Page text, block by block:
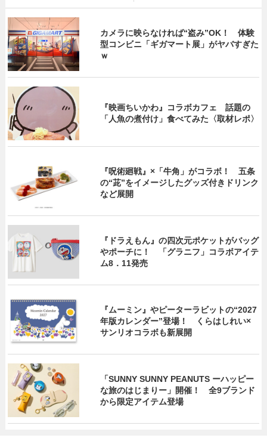
カメラに映らなければ“盗み”OK！ 体験
型コンビニ「ギガマート展」がヤバすぎた
ｗ
『映画ちいかわ』コラボカフェ 話題の
「人魚の煮付け」食べてみた〈取材レポ〉
『呪術廻戦』×「牛角」がコラボ！ 五条
の“茈”をイメージしたグッズ付きドリンク
など展開
『ドラえもん』の四次元ポケットがバッグ
やポーチに！ 「グラニフ」コラボアイテ
ム8．11発売
『ムーミン』やピーターラビットの“2027
年版カレンダー”登場！ くらはしれい×
サンリオコラボも新展開
「SUNNY SUNNY PEANUTS ーハッピー
な旅のはじまりー」開催！ 全9ブランド
から限定アイテム登場